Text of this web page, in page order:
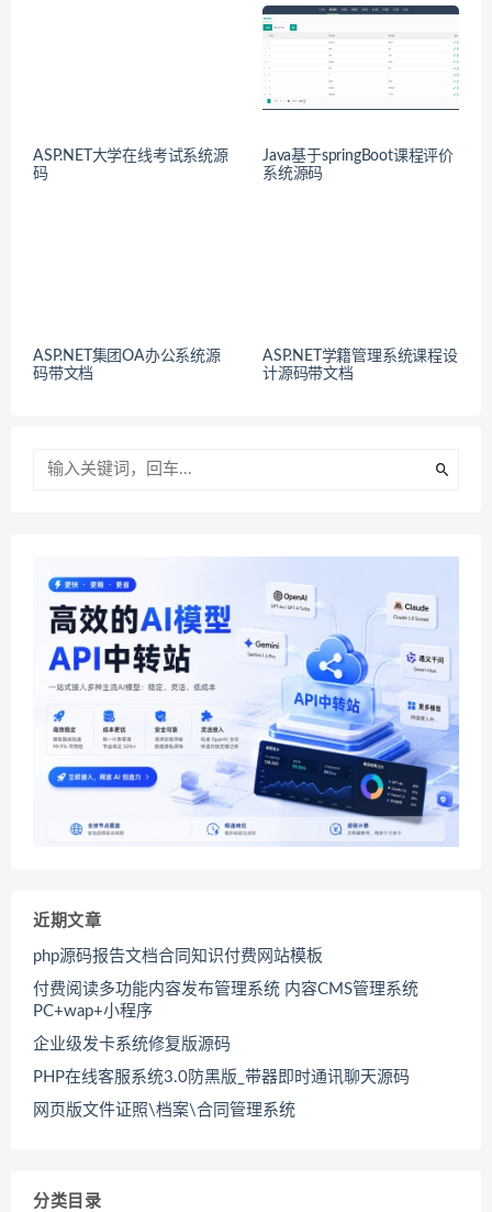
ASP.NET大学在线考试系统源
码
Java基于springBoot课程评价
系统源码
ASP.NET集团OA办公系统源
码带文档
ASP.NET学籍管理系统课程设
计源码带文档
近期文章
php源码报告文档合同知识付费网站模板
付费阅读多功能内容发布管理系统 内容CMS管理系统
PC+wap+小程序
企业级发卡系统修复版源码
PHP在线客服系统3.0防黑版_带器即时通讯聊天源码
网页版文件证照\档案\合同管理系统
分类目录